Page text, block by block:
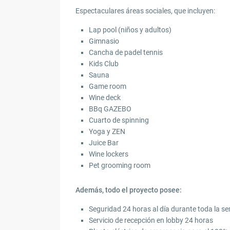
Espectaculares áreas sociales, que incluyen:
Lap pool (niños y adultos)
Gimnasio
Cancha de padel tennis
Kids Club
Sauna
Game room
Wine deck
BBq GAZEBO
Cuarto de spinning
Yoga y ZEN
Juice Bar
Wine lockers
Pet grooming room
Además, todo el proyecto posee:
Seguridad 24 horas al día durante toda la
Servicio de recepción en lobby 24 horas